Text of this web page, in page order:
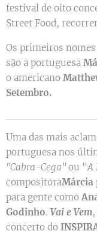
festival de oito
Street Food,
Os primeiros
são a portuguesa
o americano
Setembro.
Uma das mais
portuguesa nos
"Cabra-Cega"ou "A
compositoraMárcia
para gente como
Godinho. Vai e Vem
concerto do